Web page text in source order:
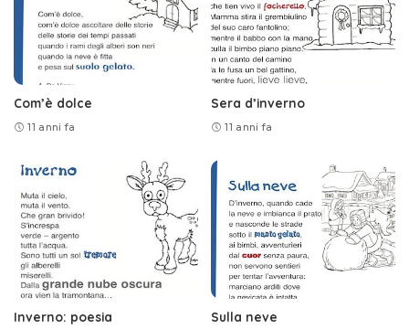
Com’è dolce
11 anni fa
Sera d’inverno
11 anni fa
Inverno: poesia Sulla neve